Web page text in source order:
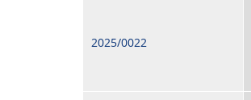
2025/0022